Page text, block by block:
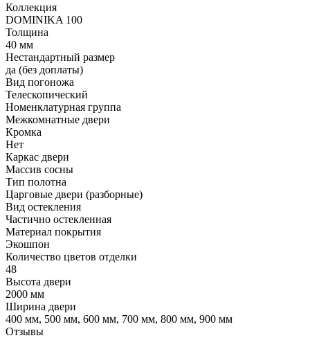
Коллекция
DOMINIKA 100
Толщина
40 мм
Нестандартный размер
да (без доплаты)
Вид погоножа
Телескопический
Номенклатурная группа
Межкомнатные двери
Кромка
Нет
Каркас двери
Массив сосны
Тип полотна
Царговые двери (разборные)
Вид остекления
Частично остекленная
Материал покрытия
Экошпон
Количество цветов отделки
48
Высота двери
2000 мм
Ширина двери
400 мм, 500 мм, 600 мм, 700 мм, 800 мм, 900 мм
Отзывы